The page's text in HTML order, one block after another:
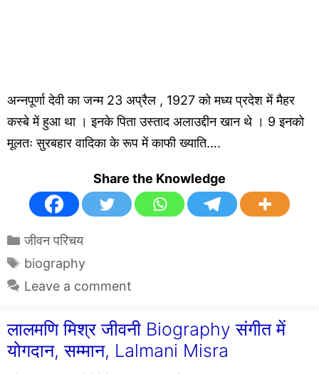
अन्नपूर्णा देवी का जन्म 23 अप्रैल , 1927 को मध्य प्रदेश में मैहर
कस्बे में हुआ था । इनके पिता उस्ताद अलाउद्दीन खान थे । 9 इनको
मूलतः सुरबहार वादिका के रूप में काफी ख्याति….
Share the Knowledge
Categories
जीवन परिचय
Tags
biography
Leave a comment
लालमणि मिश्र जीवनी Biography संगीत में
योगदान, सम्मान, Lalmani Misra